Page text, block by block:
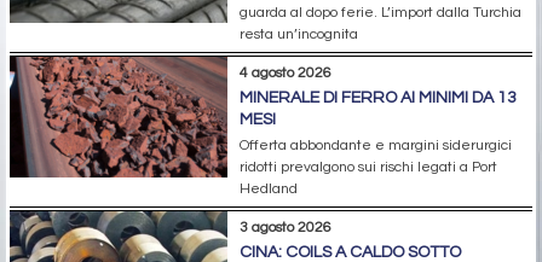
guarda al dopo ferie. L’import dalla Turchia
resta un’incognita
4 agosto 2026
MINERALE DI FERRO AI MINIMI DA 13
MESI
Offerta abbondante e margini siderurgici
ridotti prevalgono sui rischi legati a Port
Hedland
3 agosto 2026
CINA: COILS A CALDO SOTTO